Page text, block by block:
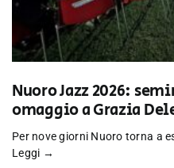
Nuoro Jazz 2026:
omaggio a Grazia
Per nove giorni Nuoro torna a
Leggi →